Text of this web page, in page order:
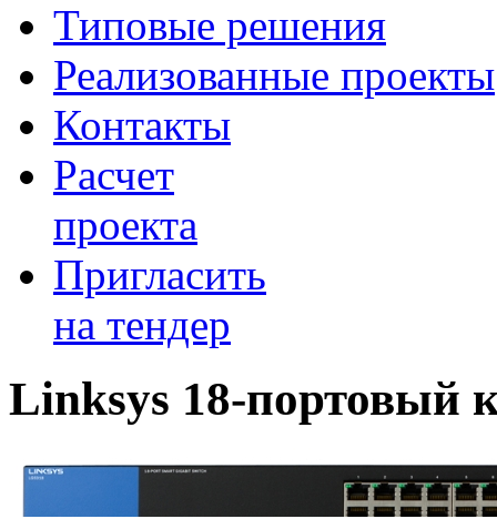
Типовые решения
Реализованные проекты
Контакты
Расчет
проекта
Пригласить
на тендер
Linksys 18-портовый